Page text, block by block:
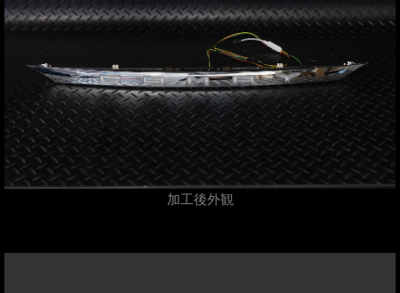
加工後外観